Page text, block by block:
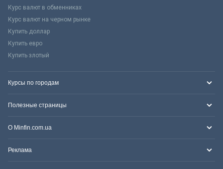
Курс валют в обменниках
Курс валют на черном рынке
Купить доллар
Купить евро
Купить злотый
Курсы по городам
Полезные страницы
О Minfin.com.ua
Реклама